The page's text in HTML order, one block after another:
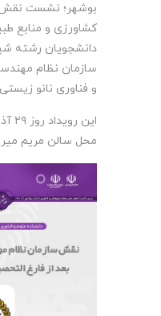
بوشهر؛ نشست
کشاورزی و منابع
دانشجویان رشته
سازمان نظام
و فناوری نانو
محل سالن مریم